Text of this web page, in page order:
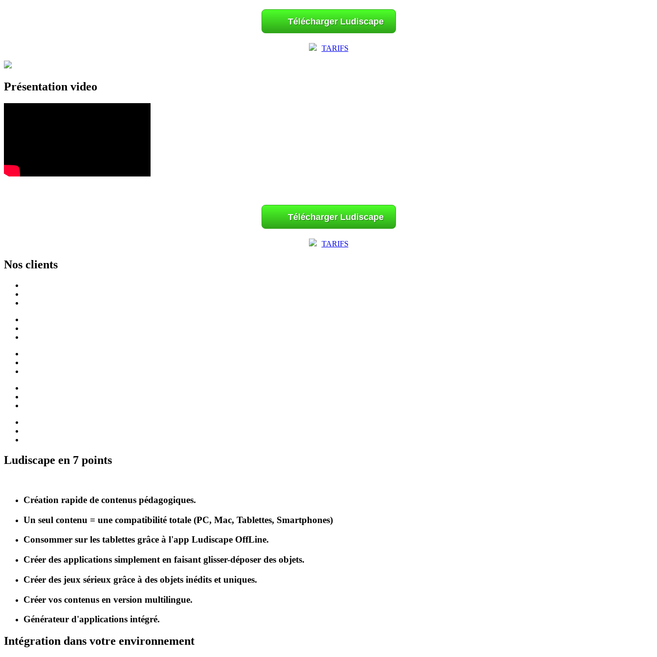
Télécharger Ludiscape
TARIFS
Présentation video
Télécharger Ludiscape
TARIFS
Nos clients
Ludiscape en 7 points
Création rapide de contenus pédagogiques.
Un seul contenu = une compatibilité totale (PC, Mac, Tablettes, Smartphones)
Consommer sur les tablettes grâce à l'app Ludiscape OffLine.
Créer des applications simplement en faisant glisser-déposer des objets.
Créer des jeux sérieux grâce à des objets inédits et uniques.
Créer vos contenus en version multilingue.
Générateur d'applications intégré.
Intégration dans votre environnement